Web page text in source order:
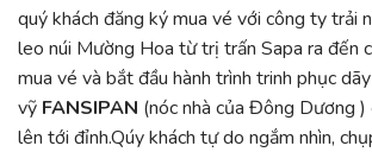
quý khách đăng ký mua vé với công ty trải
leo núi Mường Hoa từ trị trấn Sapa ra đến
mua vé và bắt đầu hành trình trinh phục
vỹ FANSIPAN (nóc nhà của Đông Dương
lên tới đỉnh.Qúy khách tự do ngắm nhìn,